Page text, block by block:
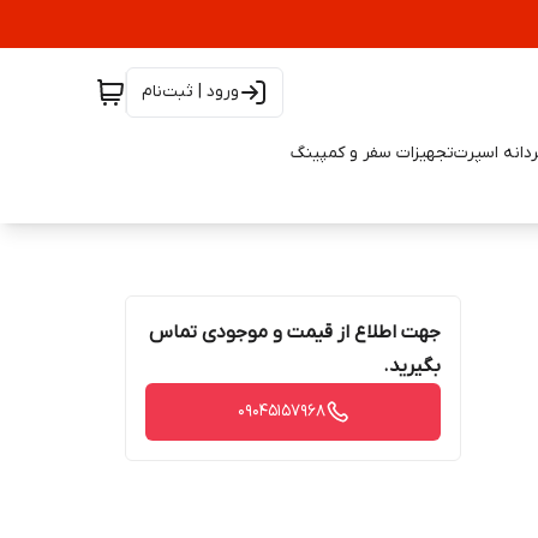
ورود | ثبت‌نام
اسپرتتجهیزات سفر و کمپینگ
جهت اطلاع از قیمت و موجودی تماس
بگیرید.
09045157968